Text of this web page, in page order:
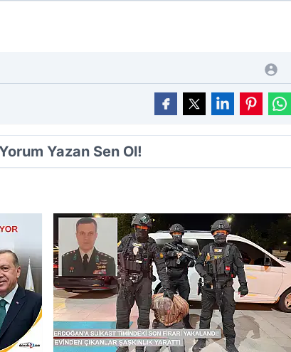
Yazan Sen Ol!